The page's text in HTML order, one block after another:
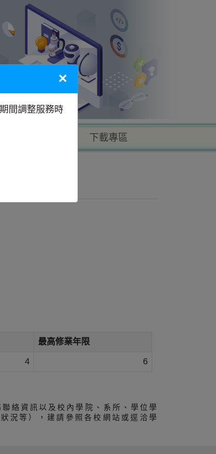
下載專區
最高修業年限
4 6
絡資訊以及校內學院、系所、學位學
況等），建請參照各校網站或逕洽學
×
間調整服務時